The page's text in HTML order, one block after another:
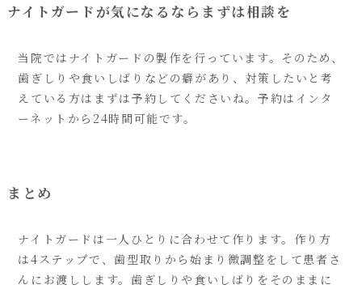
ナイトガードが気になるならまずは相談を
当院ではナイトガードの製作を行っています。そのため、
歯ぎしりや食いしばりなどの癖があり、対策したいと考
えている方はまずは予約してくださいね。予約はインタ
ーネットから24時間可能です。
まとめ
ナイトガードは一人ひとりに合わせて作ります。作り方
は4ステップで、歯型取りから始まり微調整をして患者さ
んにお渡しします。歯ぎしりや食いしばりをそのままに